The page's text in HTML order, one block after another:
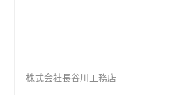
株式会社長谷川工務店